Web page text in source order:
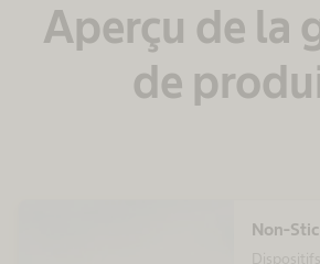
Aperçu de la
de
Non-